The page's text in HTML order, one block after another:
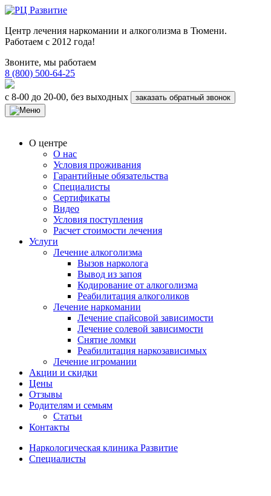
Центр лечения наркомании и алкоголизма в Тюмени.
Работаем с 2012 года!
Звоните, мы работаем
8 (800) 500-64-25
с 8-00 до 20-00, без выходных заказать обратный звонок
О центре
О нас
Условия проживания
Гарантийные обязательства
Специалисты
Сертификаты
Видео
Условия поступления
Расчет стоимости лечения
Услуги
Лечение алкоголизма
Вызов нарколога
Вывод из запоя
Кодирование от алкоголизма
Реабилитация алкоголиков
Лечение наркомании
Лечение спайсовой зависимости
Лечение солевой зависимости
Снятие ломки
Реабилитация наркозависимых
Лечение игромании
Акции и скидки
Цены
Отзывы
Родителям и семьям
Статьи
Контакты
Наркологическая клиника Развитие
Специалисты